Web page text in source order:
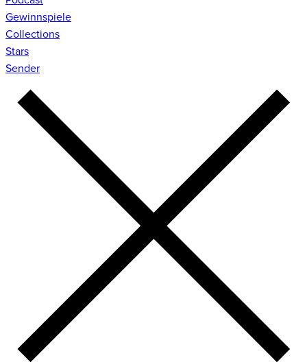
Gewinnspiele
Collections
Stars
Sender